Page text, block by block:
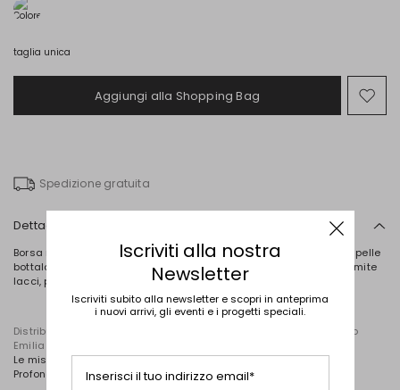
taglia unica
Aggiungi alla Shopping Bag
Spedizione gratuita
Dettagli
Borsa realizzata in materiale intrecciato con manico ad anello in pelle
bottalata a contrasto, sacchetto interno in tessuto e chiusura tramite
lacci, piedini in metallo.
Distribuito da Diffusione Tessile S.r.l., con sede in Cavriago, Reggio
Emilia (Italia), Via Santi n. 8, 42025
Le misure della borsa sono: Lunghezza cm 24, Altezza cm 18 e
Profondità cm 9.
Iscriviti alla nostra
Newsletter
Iscriviti subito alla newsletter e scopri in anteprima
i nuovi arrivi, gli eventi e i progetti speciali.
Inserisci il tuo indirizzo email*